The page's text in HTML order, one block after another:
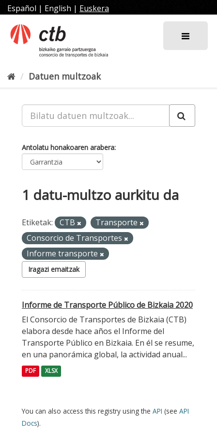
Joan
edukira
Español | English | Euskera
Datuen multzoak
Antolatu honakoaren arabera
1 datu-multzo aurkitu da
Etiketak: CTB
Transporte
Consorcio de Transportes
Informe transporte
Iragazi emaitzak
Informe de Transporte Público de Bizkaia 2020
El Consorcio de Transportes de Bizkaia (CTB)
elabora desde hace años el Informe del
Transporte Público en Bizkaia. En él se resume,
en una panorámica global, la actividad anual...
PDF XLSX
You can also access this registry using the API (see API
Docs).